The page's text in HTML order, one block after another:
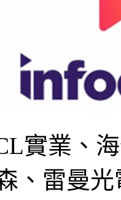
實業、
、雷曼